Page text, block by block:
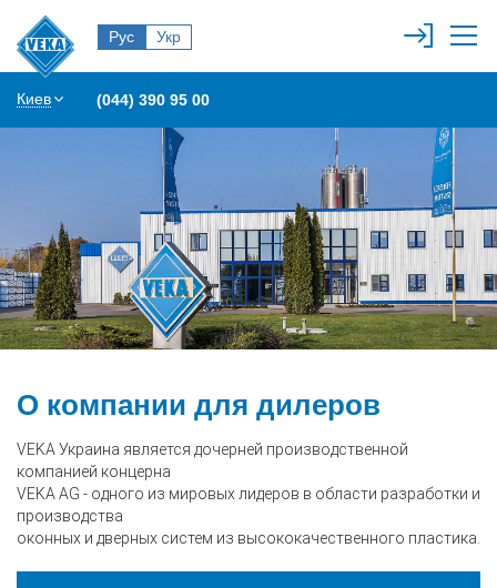
Рус Укр
Киев (044) 390 95 00
О компании для дилеров
VEKA Украина является дочерней производственной
компанией концерна
VEKA AG - одного из мировых лидеров в области разработки и
производства
оконных и дверных систем из высококачественного пластика.